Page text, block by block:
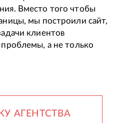
Вместо того чтобы
мы построили сайт,
клиентов
а не только
АГЕНТСТВА